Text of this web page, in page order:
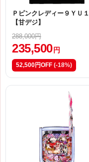
Ｐピンクレディー９ＹＵ１
【甘デジ】
288,000円
235,500 円
52,500円OFF (-18%)